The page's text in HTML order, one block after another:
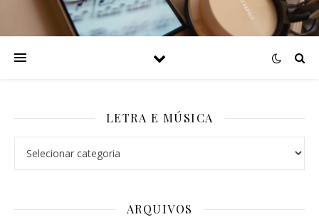
LETRA E MÚSICA
ARQUIVOS